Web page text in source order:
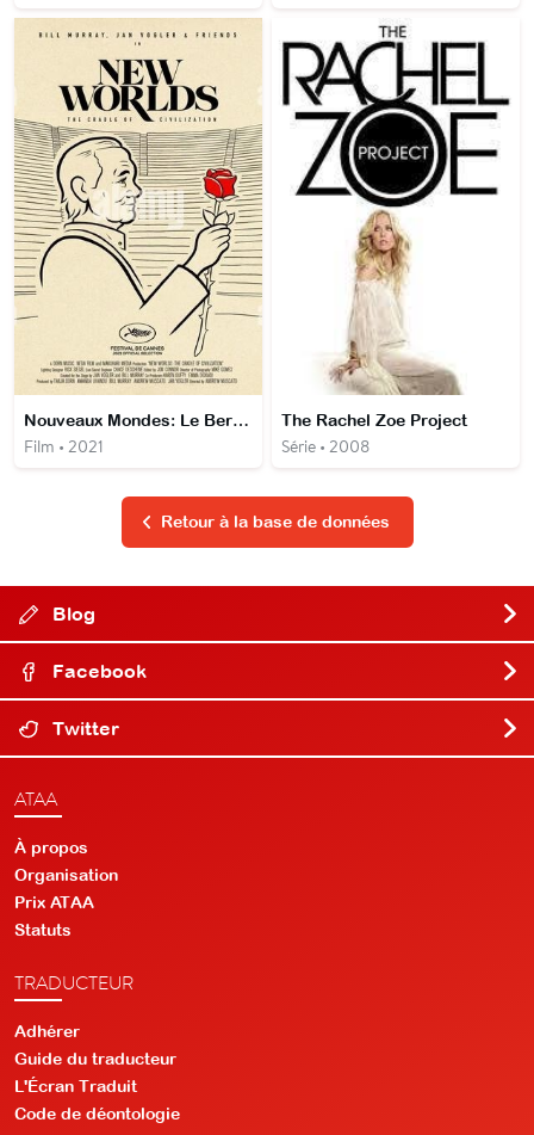
Nouveaux Mondes: Le Berceau de la civilisation
Film • 2021
The Rachel Zoe Project
Série • 2008
Retour à la base de données
Blog
Facebook
Twitter
ATAA
À propos
Organisation
Prix ATAA
Statuts
TRADUCTEUR
Adhérer
Guide du traducteur
L'Écran Traduit
Code de déontologie